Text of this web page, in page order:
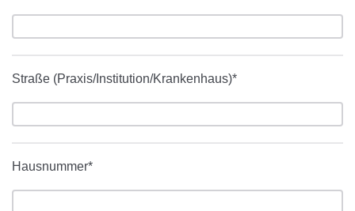
Straße (Praxis/Institution/Krankenhaus)*
Hausnummer*